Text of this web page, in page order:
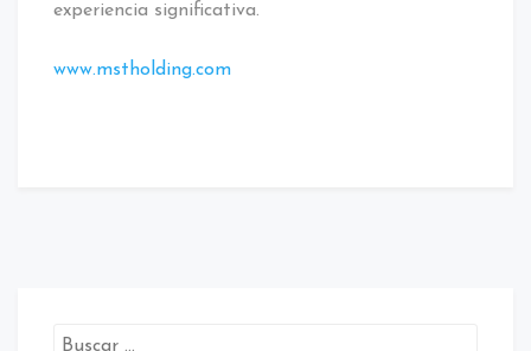
experiencia significativa.
www.mstholding.com